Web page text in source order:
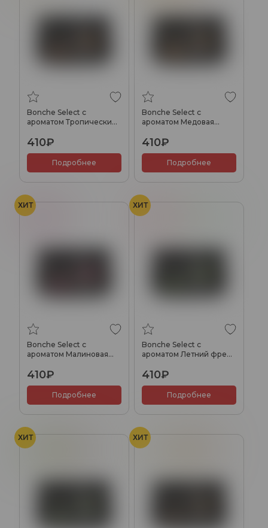
Bonche Select с
ароматом Тропический
410₽
Подробнее
Bonche Select с
ароматом Медовая
410₽
Подробнее
ХИТ
Bonche Select с
ароматом Малиновая
410₽
Подробнее
ХИТ
Bonche Select с
ароматом Летний фреш,
410₽
Подробнее
ХИТ
Груша
ХИТ